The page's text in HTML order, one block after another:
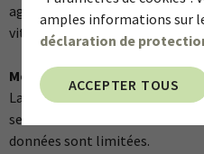
amples informations sur
déclaration de
ACCEPTER TOUS
agit aussi bien que
vitamine E, efficace elle aussi
Ménopause 2,4,7
et ses
La prise de 1 g d’huile
semble réduire l’intensité des
données sont limitées.